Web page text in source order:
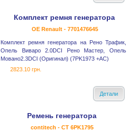
Комплект ремня генератора
OE Renault - 7701476645
Комплект ремня генератора на Рено Трафик,
Опель Виваро 2.0DCI Рено Мастер, Опель
Мовано2.3DCI (Оригинал) (7PK1973 +AC)
2823.10 грн.
Детали
Ремень генератора
contitech - CT 6PK1795